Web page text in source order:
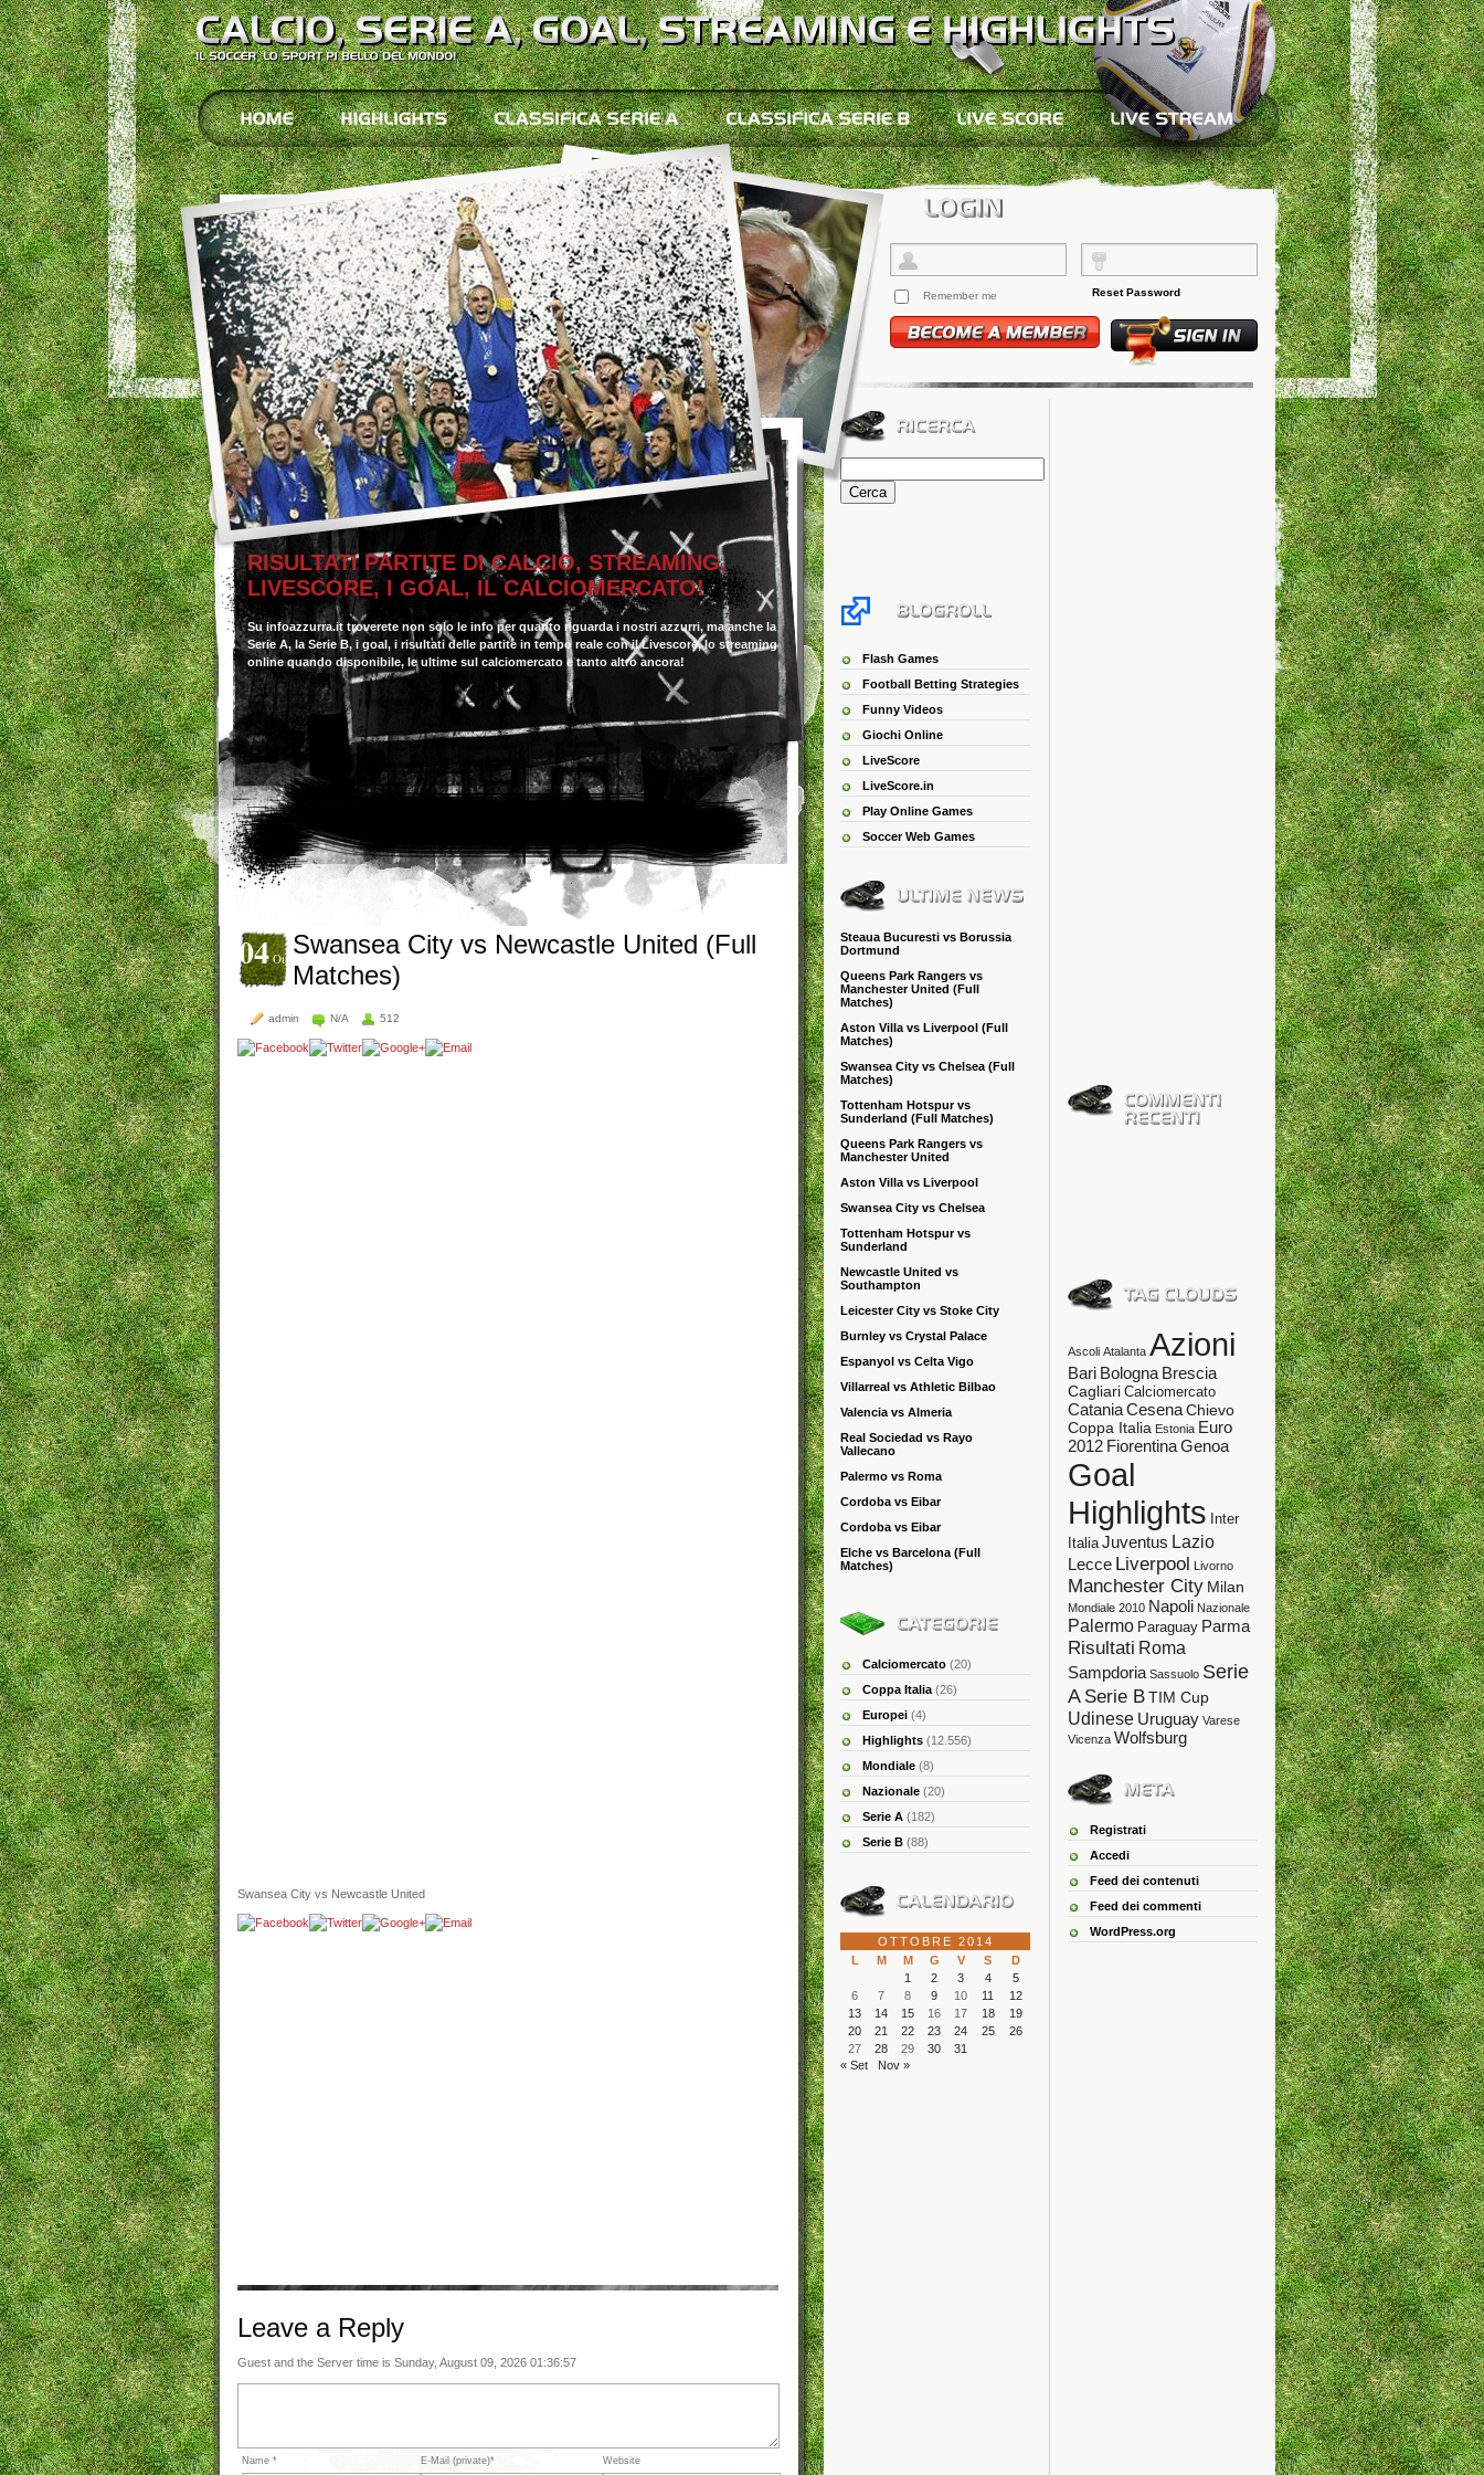
RISULTATI PARTITE DI CALCIO, STREAMING,
LIVESCORE, I GOAL, IL CALCIOMERCATO!
Su infoazzurra.it troverete non solo le info per quanto riguarda i nostri azzurri, ma anche la
Serie A, la Serie B, i goal, i risultati delle partite in tempo reale con il Livescore, lo streaming
online quando disponibile, le ultime sul calciomercato e tanto altro ancora!
04Ott Swansea City vs Newcastle United (Full
Matches)
admin N/A 512
Swansea City vs Newcastle United
Leave a Reply
Guest and the Server time is Sunday, August 09, 2026 01:36:57
Name * E-Mail (private)* Website
Remember me Reset Password
Ricerca
per:
Flash Games
Football Betting Strategies
Funny Videos
Giochi Online
LiveScore
LiveScore.in
Play Online Games
Soccer Web Games
Steaua Bucuresti vs Borussia
Dortmund
Queens Park Rangers vs
Manchester United (Full
Matches)
Aston Villa vs Liverpool (Full
Matches)
Swansea City vs Chelsea (Full
Matches)
Tottenham Hotspur vs
Sunderland (Full Matches)
Queens Park Rangers vs
Manchester United
Aston Villa vs Liverpool
Swansea City vs Chelsea
Tottenham Hotspur vs
Sunderland
Newcastle United vs
Southampton
Leicester City vs Stoke City
Burnley vs Crystal Palace
Espanyol vs Celta Vigo
Villarreal vs Athletic Bilbao
Valencia vs Almeria
Real Sociedad vs Rayo
Vallecano
Palermo vs Roma
Cordoba vs Eibar
Cordoba vs Eibar
Elche vs Barcelona (Full
Matches)
Calciomercato (20)
Coppa Italia (26)
Europei (4)
Highlights (12.556)
Mondiale (8)
Nazionale (20)
Serie A (182)
Serie B (88)
OTTOBRE 2014
L
M M G V S
D
1
2 3 4
5
6
7 8 9 10 11
12
13
14 15 16 17 18
19
20
21 22 23 24 25
26
27
28 29 30
31
« Set
Nov »
Ascoli Atalanta Azioni
Bari Bologna Brescia
Cagliari Calciomercato
CataniaCesenaChievo
Coppa Italia Estonia Euro
2012 FiorentinaGenoa
Goal
Highlights Inter
Italia Juventus Lazio
Lecce Liverpool Livorno
Manchester City Milan
Mondiale 2010 Napoli Nazionale
Palermo Paraguay Parma
Risultati Roma
Sampdoria Sassuolo Serie
A Serie BTIM Cup
Udinese Uruguay Varese
Vicenza Wolfsburg
Registrati
Accedi
Feed dei contenuti
Feed dei commenti
WordPress.org